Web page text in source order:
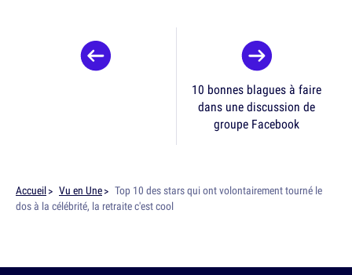
10 bonnes blagues à faire
dans une discussion de
groupe Facebook
Accueil Vu en Une
Top 10 des stars qui ont volontairement tourné le
dos à la célébrité, la retraite c'est cool